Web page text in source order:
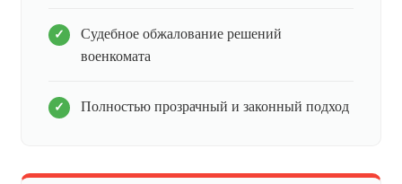
Судебное обжалование решений
военкомата
Полностью прозрачный и законный подход